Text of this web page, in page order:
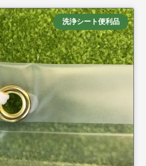
洗浄シート便利品